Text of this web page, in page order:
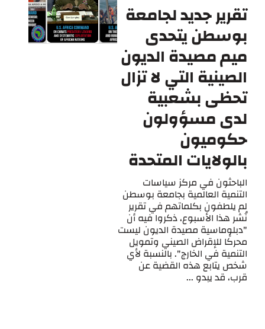
تقرير جديد لجامعة
بوسطن يتحدى
ميم مصيدة الديون
الصينية التي لا تزال
تحظى بشعبية
لدى مسؤولون
حكوميون
بالولايات المتحدة
الباحثون في مركز سياسات
التنمية العالمية بجامعة بوسطن
لم يلطفون بكلماتهم في تقرير
نُشر هذا الأسبوع، ذكروا فيه أن
"دبلوماسية مصيدة الديون ليست
محركًا للإقراض الصيني وتمويل
التنمية في الخارج". بالنسبة لأي
شخص يتابع هذه القضية عن
قرب، قد يبدو ...